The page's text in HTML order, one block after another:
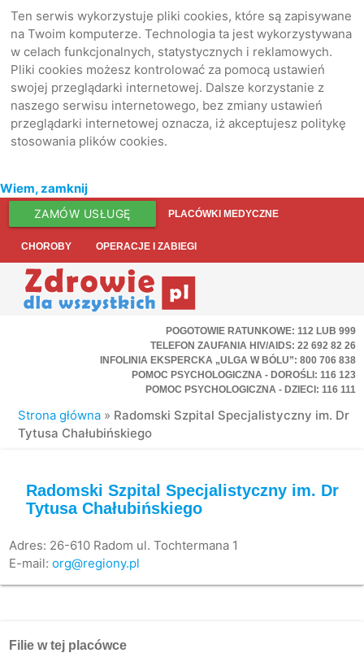
Ten serwis wykorzystuje pliki cookies, które są zapisywane
na Twoim komputerze. Technologia ta jest wykorzystywana
w celach funkcjonalnych, statystycznych i reklamowych.
Pliki cookies możesz kontrolować za pomocą ustawień
swojej przeglądarki internetowej. Dalsze korzystanie z
naszego serwisu internetowego, bez zmiany ustawień
przeglądarki internetowej oznacza, iż akceptujesz politykę
stosowania plików cookies.
Wiem, zamknij
ZAMÓW USŁUGĘ PLACÓWKI MEDYCZNE
CHOROBY OPERACJE I ZABIEGI
POGOTOWIE RATUNKOWE: 112 LUB 999
TELEFON ZAUFANIA HIV/AIDS: 22 692 82 26
INFOLINIA EKSPERCKA „ULGA W BÓLU”: 800 706 838
POMOC PSYCHOLOGICZNA - DOROŚLI: 116 123
POMOC PSYCHOLOGICZNA - DZIECI: 116 111
Strona główna » Radomski Szpital Specjalistyczny im. Dr
Tytusa Chałubińskiego
Radomski Szpital Specjalistyczny im. Dr
Tytusa Chałubińskiego
Adres: 26-610 Radom ul. Tochtermana 1
E-mail: org@regiony.pl
Filie w tej placówce